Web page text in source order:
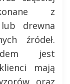
z
lub drewna
źródeł.
jest
mają
oraz